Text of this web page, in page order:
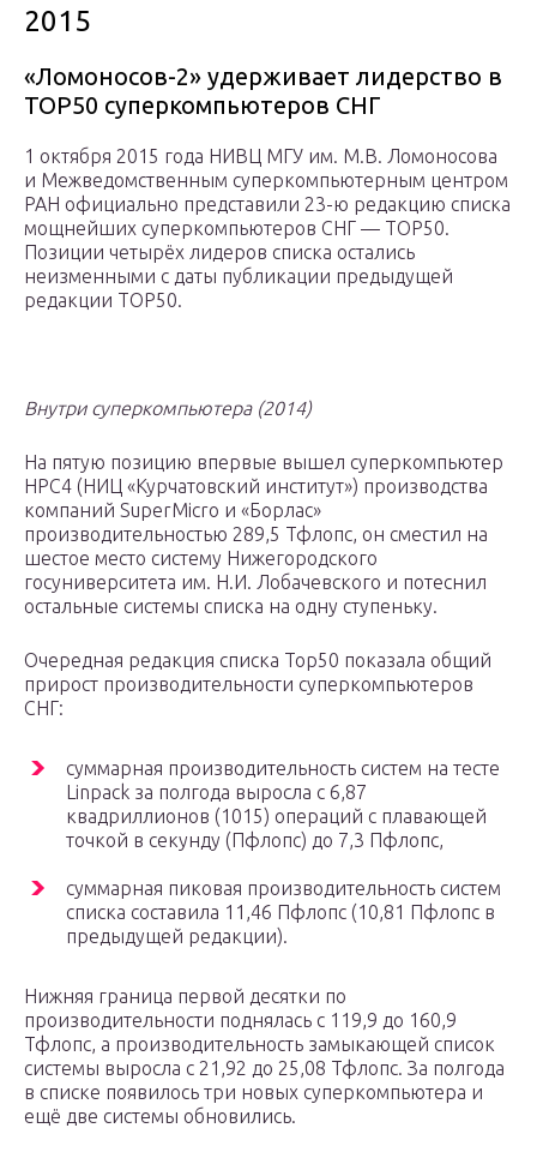
2015
«Ломоносов-2» удерживает лидерство в
TOP50 суперкомпьютеров СНГ
1 октября 2015 года НИВЦ МГУ им. М.В. Ломоносова
и Межведомственным суперкомпьютерным центром
РАН официально представили 23-ю редакцию списка
мощнейших суперкомпьютеров СНГ — TOP50.
Позиции четырёх лидеров списка остались
неизменными с даты публикации предыдущей
редакции TOP50.
Внутри суперкомпьютера (2014)
На пятую позицию впервые вышел суперкомпьютер
HPC4 (НИЦ «Курчатовский институт») производства
компаний SuperMicro и «Борлас»
производительностью 289,5 Тфлопс, он сместил на
шестое место систему Нижегородского
госуниверситета им. Н.И. Лобачевского и потеснил
остальные системы списка на одну ступеньку.
Очередная редакция списка Тор50 показала общий
прирост производительности суперкомпьютеров
СНГ:
суммарная производительность систем на тесте
Linpack за полгода выросла с 6,87
квадриллионов (1015) операций с плавающей
точкой в секунду (Пфлопс) до 7,3 Пфлопс,
суммарная пиковая производительность систем
списка составила 11,46 Пфлопс (10,81 Пфлопс в
предыдущей редакции).
Нижняя граница первой десятки по
производительности поднялась с 119,9 до 160,9
Тфлопс, а производительность замыкающей список
системы выросла с 21,92 до 25,08 Тфлопс. За полгода
в списке появилось три новых суперкомпьютера и
ещё две системы обновились.